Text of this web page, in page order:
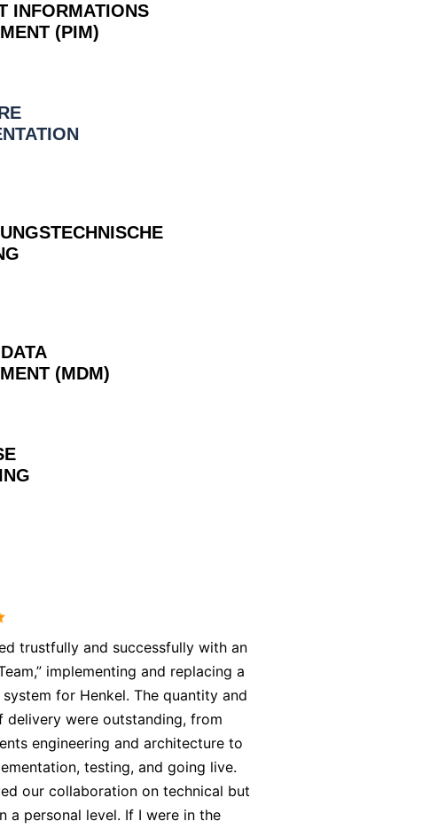
INFORMATIONS
(PIM)
(MDM)
trustfully and successfully with an
implementing and replacing a
for Henkel. The quantity and
delivery were outstanding, from
engineering and architecture to
testing, and going live.
our collaboration on technical but
a personal level. If I were in the